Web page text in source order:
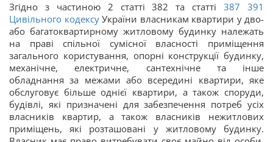
Згідно з частиною 2 статті 382 та статті 387
391
Цивільного кодексуУкраїни власникам квартири у дво-
або багатоквартирному житловому будинку належать
на праві спільної сумісної власності приміщення
загального користування, опорні конструкції будинку,
механічне, електричне, сантехнічне та інше
обладнання за межами або всередині квартири, яке
обслуговує більше однієї квартири, а також споруди,
будівлі, які призначені для забезпечення потреб усіх
власників квартир, а також власників нежитлових
приміщень, які розташовані у житловому будинку.